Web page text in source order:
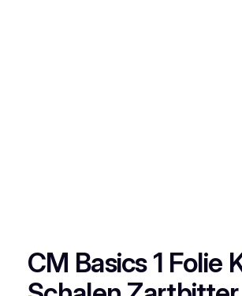
CM Basics 1 Folie